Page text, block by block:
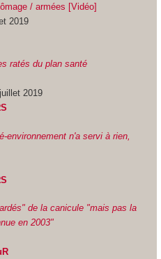
/ armées [Vidéo]
2019
ratés du plan santé
2019
environnement n'a servi à rien,
de la canicule "mais pas la
en 2003"